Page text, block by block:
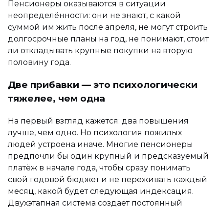
Пенсионеры оказываются в ситуации
неопределённости: они не знают, с какой
суммой им жить после апреля, не могут строить
долгосрочные планы на год, не понимают, стоит
ли откладывать крупные покупки на вторую
половину года.
Две прибавки — это психологически
тяжелее, чем одна
На первый взгляд кажется: два повышения
лучше, чем одно. Но психология пожилых
людей устроена иначе. Многие пенсионеры
предпочли бы один крупный и предсказуемый
платёж в начале года, чтобы сразу понимать
свой годовой бюджет и не переживать каждый
месяц, какой будет следующая индексация.
Двухэтапная система создаёт постоянный